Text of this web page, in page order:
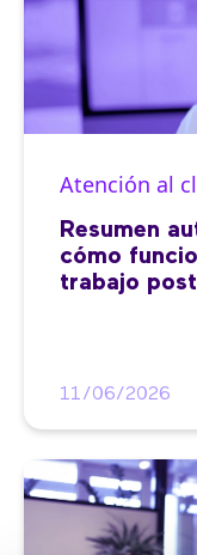
Atención al
Resumen
cómo
trabajo
11/06/2026